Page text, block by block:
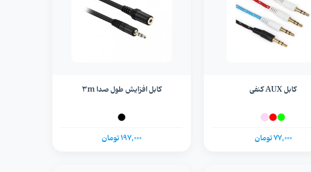
کابل AUX کنفی
77,000 تومان
کابل افزایش طول صدا 3m
197,000 تومان